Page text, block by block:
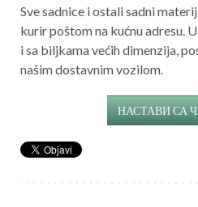
Sve sadnice i ostali sadni
kurir poštom na kućnu adresu.
i sa biljkama većih dimenzija,
našim dostavnim vozilom.
НАСТАВИ СА